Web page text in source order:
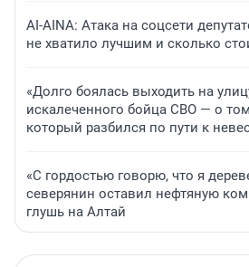
AI-AINA: Атака на соцсети
не хватило лучшим и сколько
«Долго боялась выходить на
искалеченного бойца СВО — о
который разбился по пути к
«С гордостью говорю, что я
северянин оставил нефтяную
глушь на Алтай